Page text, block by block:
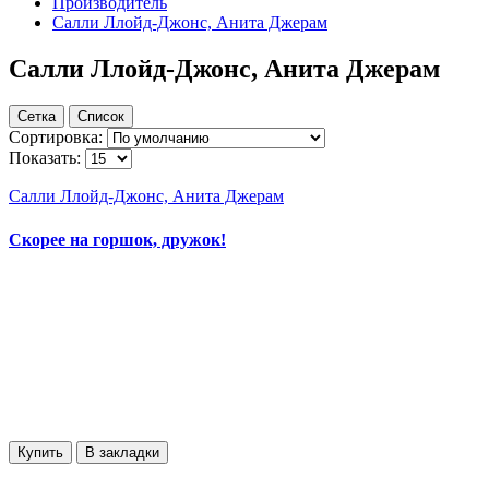
Салли Ллойд-Джонс, Анита Джерам
Салли Ллойд-Джонс, Анита Джерам
Сетка Список
Сортировка:
Показать:
Салли Ллойд-Джонс, Анита Джерам
Скорее на горшок, дружок!
Купить В закладки